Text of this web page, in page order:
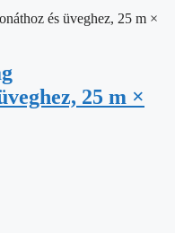
25 m ×